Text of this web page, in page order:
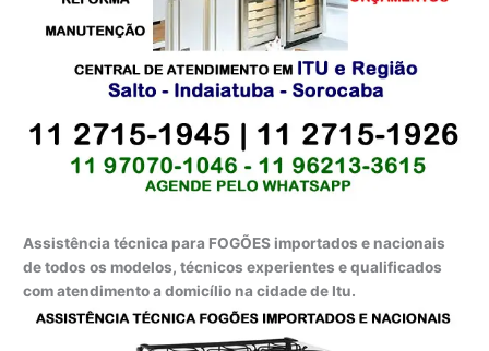
Assistência técnica para FOGÕES importados e nacionais
de todos os modelos, técnicos experientes e qualificados
com atendimento a domicílio na cidade de Itu.